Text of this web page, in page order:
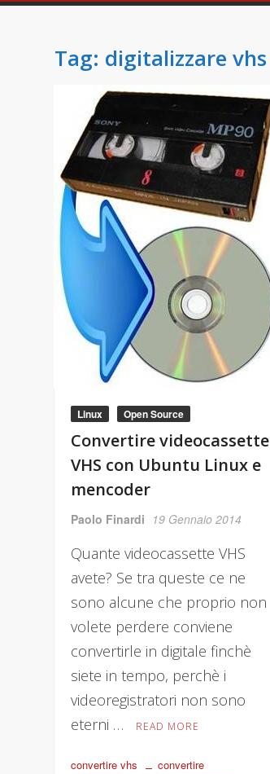
Tag: digitalizzare vhs
Linux Open Source
Convertire videocassette
VHS con Ubuntu Linux e
mencoder
Paolo Finardi 19 Gennaio 2014
Quante videocassette VHS
avete? Se tra queste ce ne
sono alcune che proprio non
volete perdere conviene
convertirle in digitale finchè
siete in tempo, perchè i
videoregistratori non sono
eterni …
READ MORE
convertire vhs
convertire